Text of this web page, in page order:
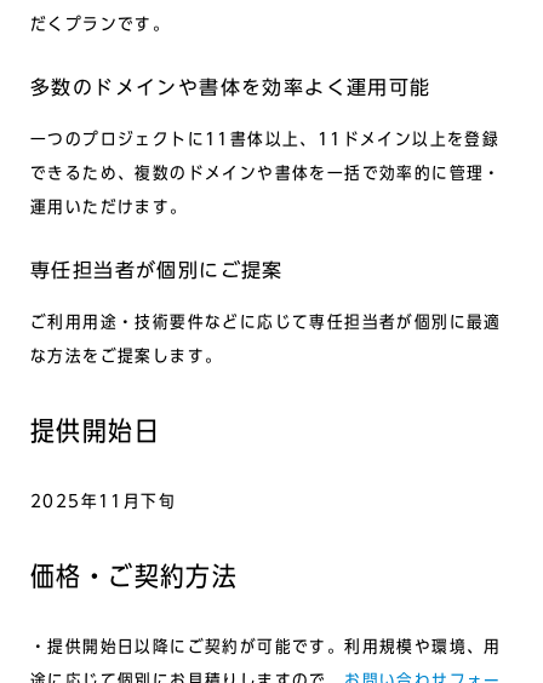
だくプランです。
多数のドメインや書体を効率よく運用可能
一つのプロジェクトに11書体以上、11ドメイン以上を登録
できるため、複数のドメインや書体を一括で効率的に管理・
運用いただけます。
専任担当者が個別にご提案
ご利用用途・技術要件などに応じて専任担当者が個別に最適
な方法をご提案します。
提供開始日
2025年11月下旬
価格・ご契約方法
・提供開始日以降にご契約が可能です。利用規模や環境、用